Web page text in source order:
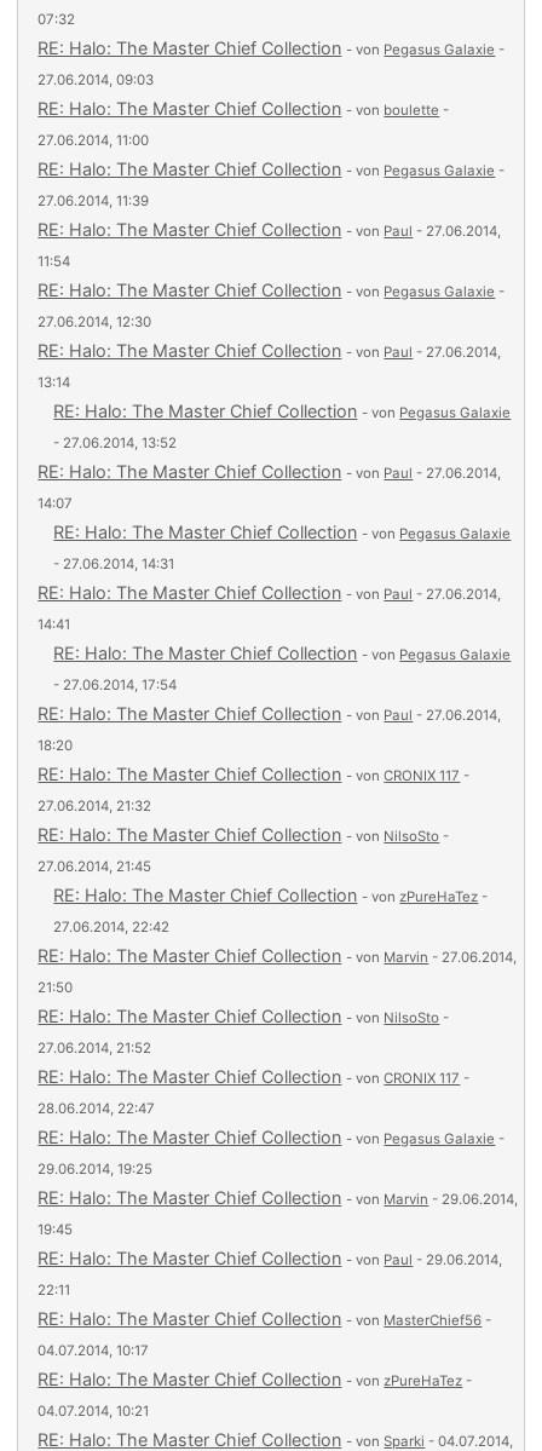
07:32
RE: Halo: The Master Chief Collection - von Pegasus Galaxie -
27.06.2014, 09:03
RE: Halo: The Master Chief Collection - von boulette -
27.06.2014, 11:00
RE: Halo: The Master Chief Collection - von Pegasus Galaxie -
27.06.2014, 11:39
RE: Halo: The Master Chief Collection - von Paul - 27.06.2014,
11:54
RE: Halo: The Master Chief Collection - von Pegasus Galaxie -
27.06.2014, 12:30
RE: Halo: The Master Chief Collection - von Paul - 27.06.2014,
13:14
RE: Halo: The Master Chief Collection - von Pegasus Galaxie
- 27.06.2014, 13:52
RE: Halo: The Master Chief Collection - von Paul - 27.06.2014,
14:07
RE: Halo: The Master Chief Collection - von Pegasus Galaxie
- 27.06.2014, 14:31
RE: Halo: The Master Chief Collection - von Paul - 27.06.2014,
14:41
RE: Halo: The Master Chief Collection - von Pegasus Galaxie
- 27.06.2014, 17:54
RE: Halo: The Master Chief Collection - von Paul - 27.06.2014,
18:20
RE: Halo: The Master Chief Collection - vonCRONIX 117 -
27.06.2014, 21:32
RE: Halo: The Master Chief Collection - von NilsoSto -
27.06.2014, 21:45
RE: Halo: The Master Chief Collection - vonzPureHaTez -
27.06.2014, 22:42
RE: Halo: The Master Chief Collection - von Marvin - 27.06.2014,
21:50
RE: Halo: The Master Chief Collection - von NilsoSto -
27.06.2014, 21:52
RE: Halo: The Master Chief Collection - vonCRONIX 117 -
28.06.2014, 22:47
RE: Halo: The Master Chief Collection - von Pegasus Galaxie -
29.06.2014, 19:25
RE: Halo: The Master Chief Collection - von Marvin - 29.06.2014,
19:45
RE: Halo: The Master Chief Collection - von Paul - 29.06.2014,
22:11
RE: Halo: The Master Chief Collection - von MasterChief56 -
04.07.2014, 10:17
RE: Halo: The Master Chief Collection - vonzPureHaTez -
04.07.2014, 10:21
RE: Halo: The Master Chief Collection - vonSparki - 04.07.2014,